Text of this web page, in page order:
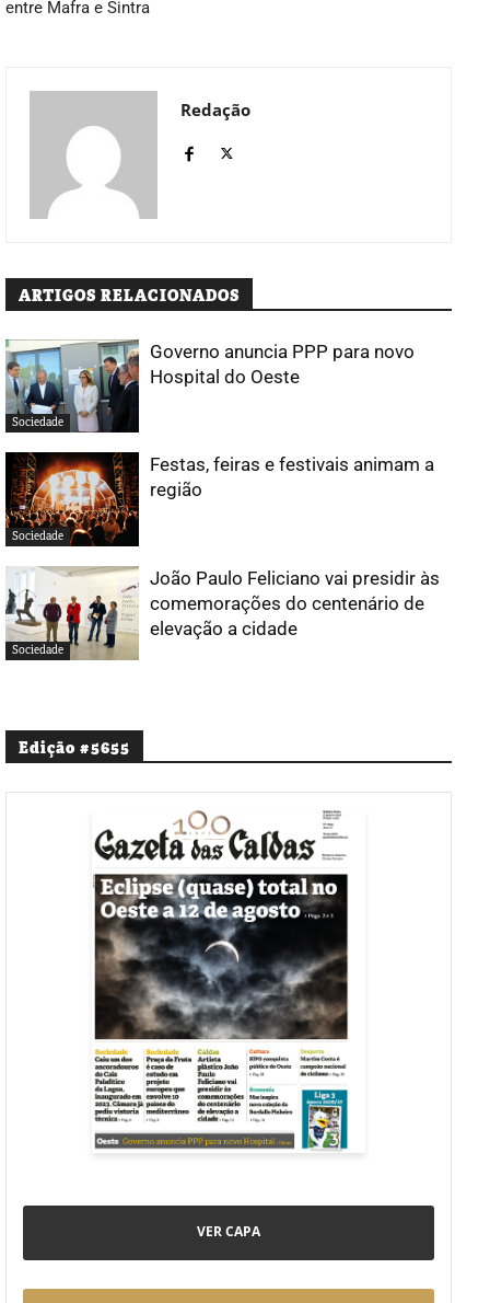
entre Mafra e Sintra
Redação
ARTIGOS RELACIONADOS
Sociedade
Governo anuncia PPP para novo
Hospital do Oeste
Sociedade
Festas, feiras e festivais animam a
região
Sociedade
João Paulo Feliciano vai presidir às
comemorações do centenário de
elevação a cidade
Edição #5655
VER CAPA